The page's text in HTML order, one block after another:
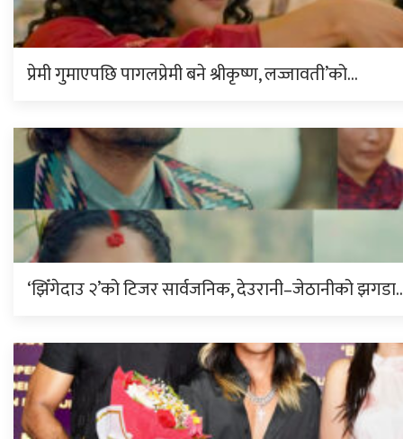
प्रेमी गुमाएपछि पागलप्रेमी बने श्रीकृष्ण, लज्जावती’को…
‘झिँगेदाउ २’को टिजर सार्वजनिक, देउरानी–जेठानीको